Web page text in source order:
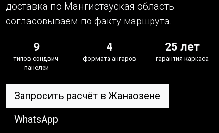
доставка по Мангистауская область
согласовываем по факту маршрута.
9
типов сэндвич-
панелей
4
формата ангаров
25 лет
гарантия каркаса
Запросить расчёт в Жанаозене
WhatsApp